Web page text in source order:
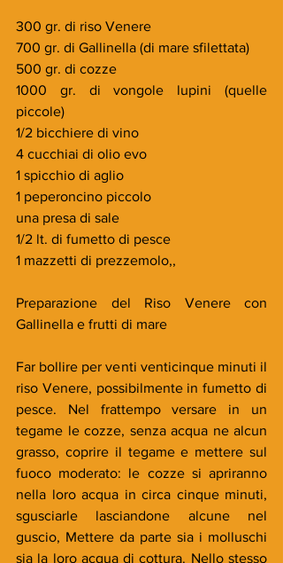
300 gr. di riso Venere
700 gr. di Gallinella (di mare sfilettata)
500 gr. di cozze
1000 gr. di vongole lupini (quelle
piccole)
1/2 bicchiere di vino
4 cucchiai di olio evo
1 spicchio di aglio
1 peperoncino piccolo
una presa di sale
1/2 lt. di fumetto di pesce
1 mazzetti di prezzemolo,,
Preparazione del Riso Venere con
Gallinella e frutti di mare
Far bollire per venti venticinque minuti il
riso Venere, possibilmente in fumetto di
pesce. Nel frattempo versare in un
tegame le cozze, senza acqua ne alcun
grasso, coprire il tegame e mettere sul
fuoco moderato: le cozze si apriranno
nella loro acqua in circa cinque minuti,
sgusciarle lasciandone alcune nel
guscio, Mettere da parte sia i molluschi
sia la loro acqua di cottura. Nello stesso